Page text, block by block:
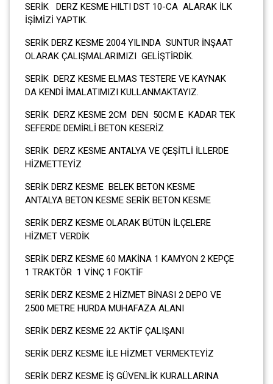
SERİK DERZ KESME HILTI DST 10-CA ALARAK İLK
İŞİMİZİ YAPTIK.
SERİK DERZ KESME 2004 YILINDA SUNTUR İNŞAAT
OLARAK ÇALIŞMALARIMIZI GELİŞTİRDİK.
SERİK DERZ KESME ELMAS TESTERE VE KAYNAK
DA KENDİ İMALATIMIZI KULLANMAKTAYIZ.
SERİK DERZ KESME 2CM DEN 50CM E KADAR TEK
SEFERDE DEMİRLİ BETON KESERİZ
SERİK DERZ KESME ANTALYA VE ÇEŞİTLİ İLLERDE
HİZMETTEYİZ
SERİK DERZ KESME BELEK BETON KESME
ANTALYA BETON KESME SERİK BETON KESME
SERİK DERZ KESME OLARAK BÜTÜN İLÇELERE
HİZMET VERDİK
SERİK DERZ KESME 60 MAKİNA 1 KAMYON 2 KEPÇE
1 TRAKTÖR 1 VİNÇ 1 FOKTİF
SERİK DERZ KESME 2 HİZMET BİNASI 2 DEPO VE
2500 METRE HURDA MUHAFAZA ALANI
SERİK DERZ KESME 22 AKTİF ÇALIŞANI
SERİK DERZ KESME İLE HİZMET VERMEKTEYİZ
SERİK DERZ KESME İŞ GÜVENLİK KURALLARINA